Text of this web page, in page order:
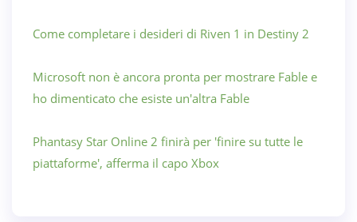
Come completare i desideri di Riven 1 in Destiny 2
Microsoft non è ancora pronta per mostrare Fable e
ho dimenticato che esiste un'altra Fable
Phantasy Star Online 2 finirà per 'finire su tutte le
piattaforme', afferma il capo Xbox